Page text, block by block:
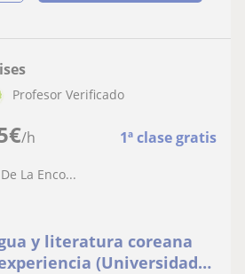
€/h 1ª clase gratis
Profesor Verificado
La Enco...
y literatura coreana
(Universidad